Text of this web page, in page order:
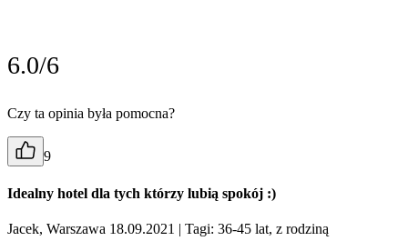
6.0/6
Czy ta opinia była pomocna?
9
Idealny hotel dla tych którzy lubią spokój :)
Jacek, Warszawa 18.09.2021 | Tagi: 36-45 lat, z rodziną